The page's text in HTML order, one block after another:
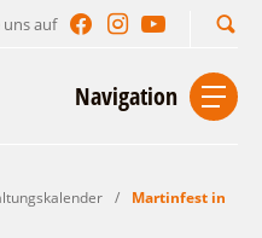
uns auf
Navigation
/
Martinfest in